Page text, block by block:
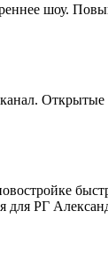
шоу.
Открытые
для РГ